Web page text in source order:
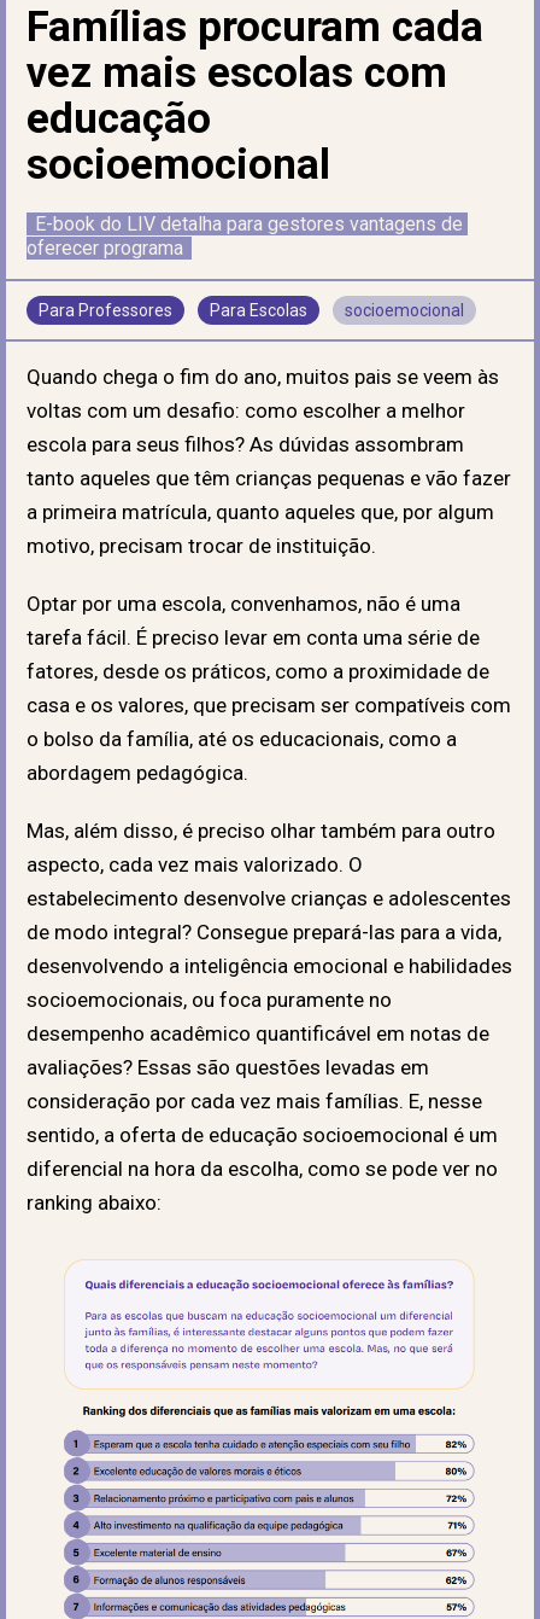
Famílias procuram cada
vez mais escolas com
educação
socioemocional
E-book do LIV detalha para gestores vantagens de
oferecer programa
Para Professores Para Escolas socioemocional
Quando chega o fim do ano, muitos pais se veem às
voltas com um desafio: como escolher a melhor
escola para seus filhos? As dúvidas assombram
tanto aqueles que têm crianças pequenas e vão fazer
a primeira matrícula, quanto aqueles que, por algum
motivo, precisam trocar de instituição.
Optar por uma escola, convenhamos, não é uma
tarefa fácil. É preciso levar em conta uma série de
fatores, desde os práticos, como a proximidade de
casa e os valores, que precisam ser compatíveis com
o bolso da família, até os educacionais, como a
abordagem pedagógica.
Mas, além disso, é preciso olhar também para outro
aspecto, cada vez mais valorizado. O
estabelecimento desenvolve crianças e adolescentes
de modo integral? Consegue prepará-las para a vida,
desenvolvendo a inteligência emocional e habilidades
socioemocionais, ou foca puramente no
desempenho acadêmico quantificável em notas de
avaliações? Essas são questões levadas em
consideração por cada vez mais famílias. E, nesse
sentido, a oferta de educação socioemocional é um
diferencial na hora da escolha, como se pode ver no
ranking abaixo: